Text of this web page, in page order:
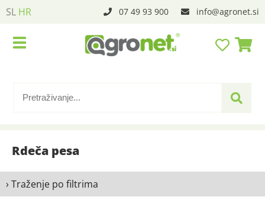
SL HR 07 49 93 900 info agronet.si
Rdeča pesa
› Traženje po filtrima